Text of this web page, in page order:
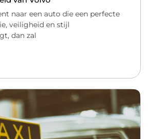
naar een auto die een perfecte
veiligheid en stijl
dan zal